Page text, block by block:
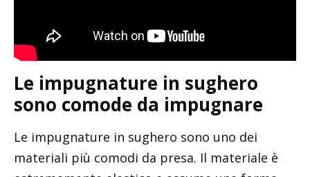
Le impugnature in sughero
sono comode da impugnare
Le impugnature in sughero sono uno dei
materiali più comodi da presa. Il materiale è